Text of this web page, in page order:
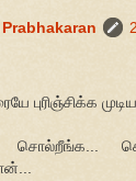
புரிஞ்சிக்க